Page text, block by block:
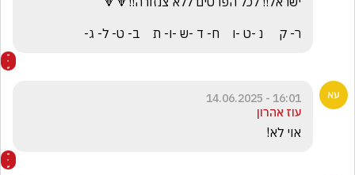
ר- ק     נ -ט -ו    ח- ד -ש -ו- ת    ב- ט- ל- ג-
16:01 - 14.06.2025
עוז אהרון
אוי לא!